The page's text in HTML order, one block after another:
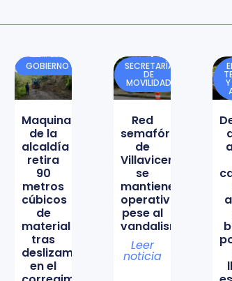
GOBIERNO
Maquinaria
de la
alcaldía
retira
90
metros
cúbicos
de
material
tras
deslizamiento
en el
SECRETARÍA
DE
MOVILIDAD
Red
semafórica
de
Villavicencio
se
mantiene
operativa
pese al
vandalismo
Leer
noticia